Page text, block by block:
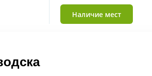
Наличие мест